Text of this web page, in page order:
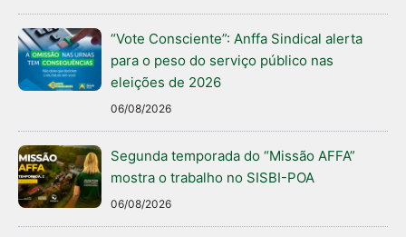
“Vote Consciente”: Anffa Sindical alerta
para o peso do serviço público nas
eleições de 2026
06/08/2026
Segunda temporada do “Missão AFFA”
mostra o trabalho no SISBI-POA
06/08/2026